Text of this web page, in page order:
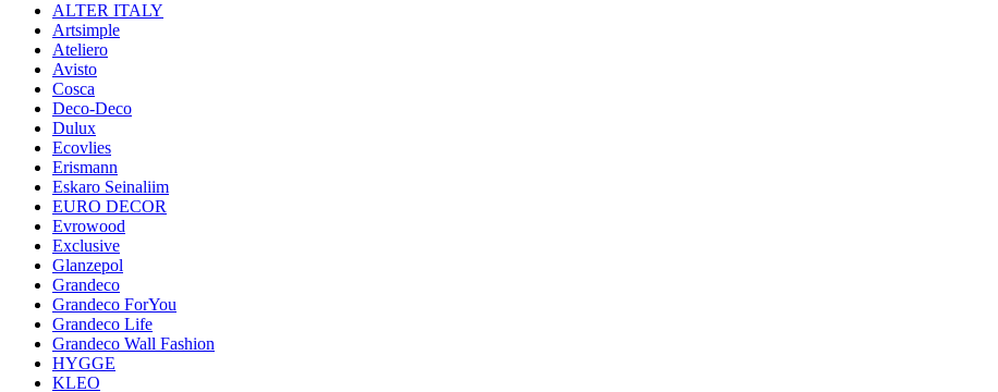
ALTER ITALY
Artsimple
Ateliero
Avisto
Cosca
Deco-Deco
Dulux
Ecovlies
Erismann
Eskaro Seinaliim
EURO DECOR
Evrowood
Exclusive
Glanzepol
Grandeco
Grandeco ForYou
Grandeco Life
Grandeco Wall Fashion
HYGGE
KLEO